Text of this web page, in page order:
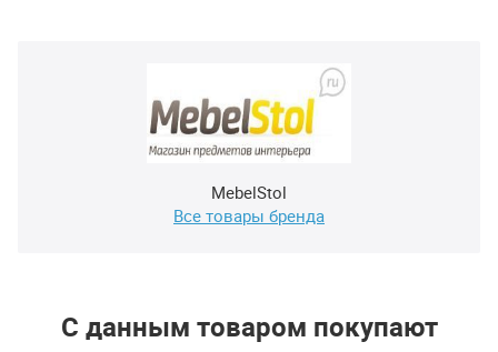
MebelStol
Все товары бренда
С данным товаром покупают